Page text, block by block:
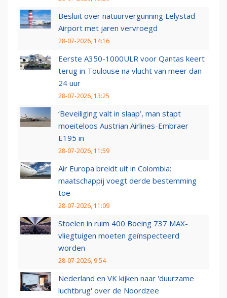
Besluit over natuurvergunning Lelystad
Airport met jaren vervroegd
28-07-2026, 14:16
Eerste A350-1000ULR voor Qantas keert
terug in Toulouse na vlucht van meer dan
24 uur
28-07-2026, 13:25
‘Beveiliging valt in slaap’, man stapt
moeiteloos Austrian Airlines-Embraer
E195 in
28-07-2026, 11:59
Air Europa breidt uit in Colombia:
maatschappij voegt derde bestemming
toe
28-07-2026, 11:09
Stoelen in ruim 400 Boeing 737 MAX-
vliegtuigen moeten geïnspecteerd
worden
28-07-2026, 9:54
Nederland en VK kijken naar 'duurzame
luchtbrug' over de Noordzee